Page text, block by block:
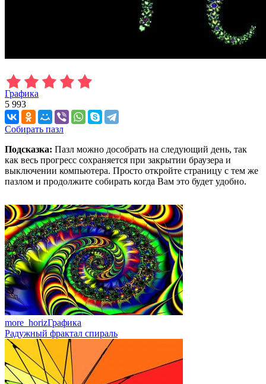
Графика
5 993
Собирать пазл
Подсказка: Пазл можно дособрать на следующий день, так
как весь прогресс сохраняется при закрытии браузера и
выключении компьютера. Просто откройте страницу с тем же
пазлом и продолжите собирать когда Вам это будет удобно.
more_horizГрафика
Радужный фрактал спираль